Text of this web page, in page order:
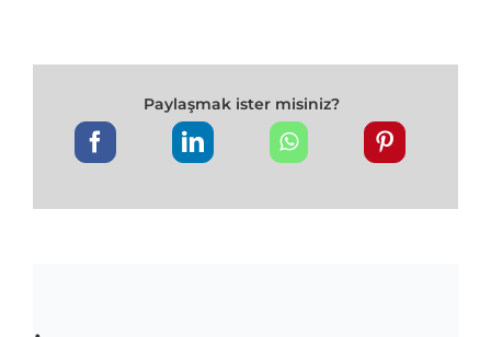
Paylaşmak ister misiniz?